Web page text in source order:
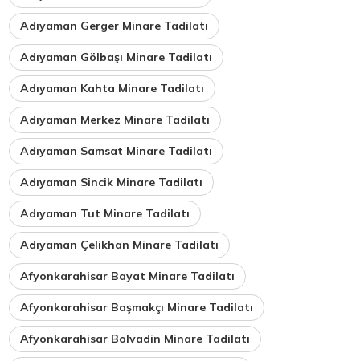
Adıyaman Gerger Minare Tadilatı
Adıyaman Gölbaşı Minare Tadilatı
Adıyaman Kahta Minare Tadilatı
Adıyaman Merkez Minare Tadilatı
Adıyaman Samsat Minare Tadilatı
Adıyaman Sincik Minare Tadilatı
Adıyaman Tut Minare Tadilatı
Adıyaman Çelikhan Minare Tadilatı
Afyonkarahisar Bayat Minare Tadilatı
Afyonkarahisar Başmakçı Minare Tadilatı
Afyonkarahisar Bolvadin Minare Tadilatı